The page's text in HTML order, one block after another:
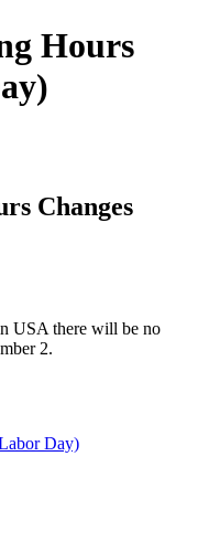
Hours
Changes
USA there will be no
2.
Day)